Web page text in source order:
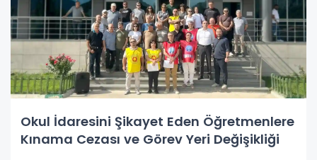
Okul İdaresini Şikayet Eden Öğretmenlere
Kınama Cezası ve Görev Yeri Değişikliği